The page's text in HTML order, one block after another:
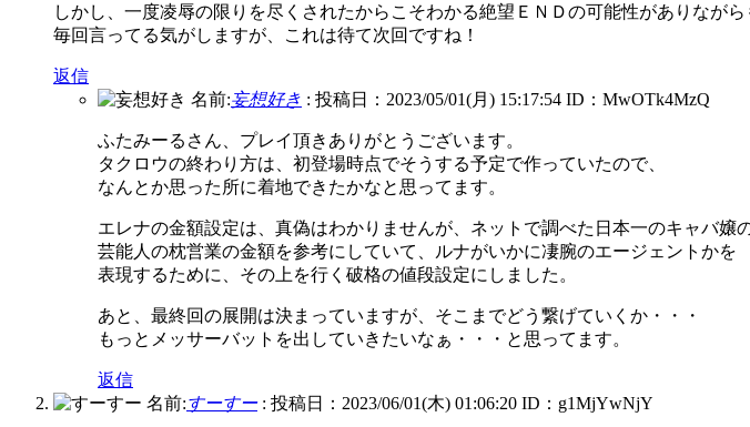
しかし、一度凌辱の限りを尽くされたからこそわかる絶望ＥＮＤの可能性がありなが
毎回言ってる気がしますが、これは待て次回ですね！
返信
名前:妄想好き : 投稿日：2023/05/01(月) 15:17:54 ID：MwOTk4MzQ
ふたみーるさん、プレイ頂きありがとうございます。
タクロウの終わり方は、初登場時点でそうする予定で作っていたので、
なんとか思った所に着地できたかなと思ってます。
エレナの金額設定は、真偽はわかりませんが、ネットで調べた日本一のキャバ嬢
芸能人の枕営業の金額を参考にしていて、ルナがいかに凄腕のエージェントかを
表現するために、その上を行く破格の値段設定にしました。
あと、最終回の展開は決まっていますが、そこまでどう繋げていくか・・・
もっとメッサーバットを出していきたいなぁ・・・と思ってます。
返信
名前:すーすー: 投稿日：2023/06/01(木) 01:06:20 ID：g1MjYwNjY